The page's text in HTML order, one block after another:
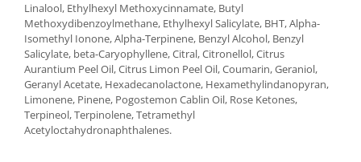
Linalool, Ethylhexyl Methoxycinnamate, Butyl
Methoxydibenzoylmethane, Ethylhexyl Salicylate, BHT, Alpha-
Isomethyl Ionone, Alpha-Terpinene, Benzyl Alcohol, Benzyl
Salicylate, beta-Caryophyllene, Citral, Citronellol, Citrus
Aurantium Peel Oil, Citrus Limon Peel Oil, Coumarin, Geraniol,
Geranyl Acetate, Hexadecanolactone, Hexamethylindanopyran,
Limonene, Pinene, Pogostemon Cablin Oil, Rose Ketones,
Terpineol, Terpinolene, Tetramethyl
Acetyloctahydronaphthalenes.